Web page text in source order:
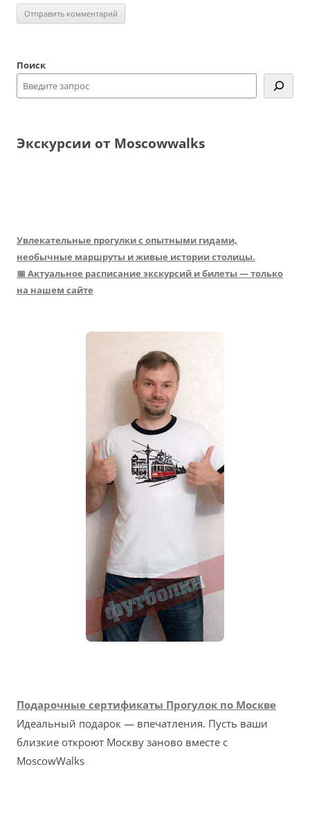
Поиск
Экскурсии от Moscowwalks
Увлекательные прогулки с опытными гидами,
необычные маршруты и живые истории столицы.
📅 Актуальное расписание экскурсий и билеты — только
на нашем сайте
Подарочные сертификаты Прогулок по Москве
Идеальный подарок — впечатления. Пусть ваши
близкие откроют Москву заново вместе с
MoscowWalks